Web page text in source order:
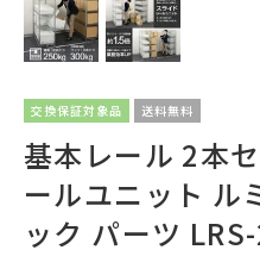
交換保証対象品 送料無料
基本レール 2本
ールユニット ル
ック パーツ